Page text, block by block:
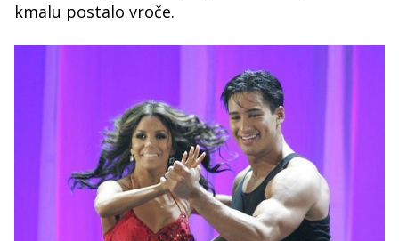
kmalu postalo vroče.